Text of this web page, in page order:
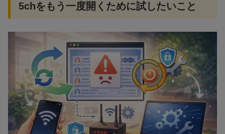
5chをもう一度開くために試したいこと